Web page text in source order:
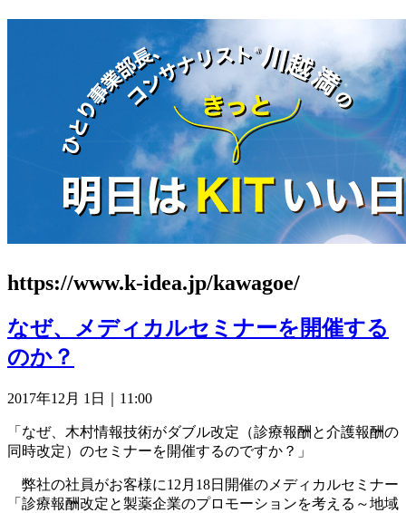
https://www.k-idea.jp/kawagoe/
なぜ、メディカルセミナーを開催する
のか？
2017年12月 1日｜11:00
「なぜ、木村情報技術がダブル改定（診療報酬と介護報酬の
同時改定）のセミナーを開催するのですか？」
弊社の社員がお客様に12月18日開催のメディカルセミナー
「診療報酬改定と製薬企業のプロモーションを考える～地域